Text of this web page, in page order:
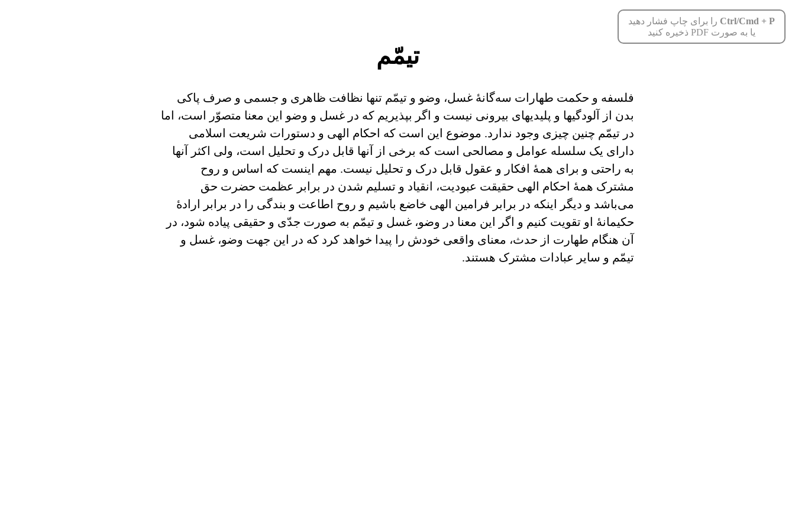
Ctrl/Cmd + P را برای چاپ فشار دهید
یا به صورت PDF ذخیره کنید
تیمّم
فلسفه و حکمت طهارات سه‌گانۀ غسل، وضو و تیمّم تنها نظافت ظاهری و جسمی و صرف پاکی
بدن از آلودگیها و پلیدیهای بیرونی نیست و اگر بپذیریم که در غسل و وضو این معنا متصوّر است، اما
در تیمّم چنین چیزی وجود ندارد. موضوع این است که احکام الهی و دستورات شریعت اسلامی
دارای یک سلسله عوامل و مصالحی است که برخی از آنها قابل درک و تحلیل است، ولی اکثر آنها
به راحتی و برای همۀ افکار و عقول قابل درک و تحلیل نیست. مهم اینست که اساس و روح
مشترک همۀ احکام الهی حقیقت عبودیت، انقیاد و تسلیم شدن در برابر عظمت حضرت حق
می‌باشد و دیگر اینکه در برابر فرامین الهی خاضع باشیم و روح اطاعت و بندگی را در برابر ارادۀ
حکیمانۀ او تقویت کنیم و اگر این معنا در وضو، غسل و تیمّم به صورت جدّی و حقیقی پیاده شود، در
آن هنگام طهارت از حدث، معنای واقعی خودش را پیدا خواهد کرد که در این جهت وضو، غسل و
تیمّم و سایر عبادات مشترک هستند.